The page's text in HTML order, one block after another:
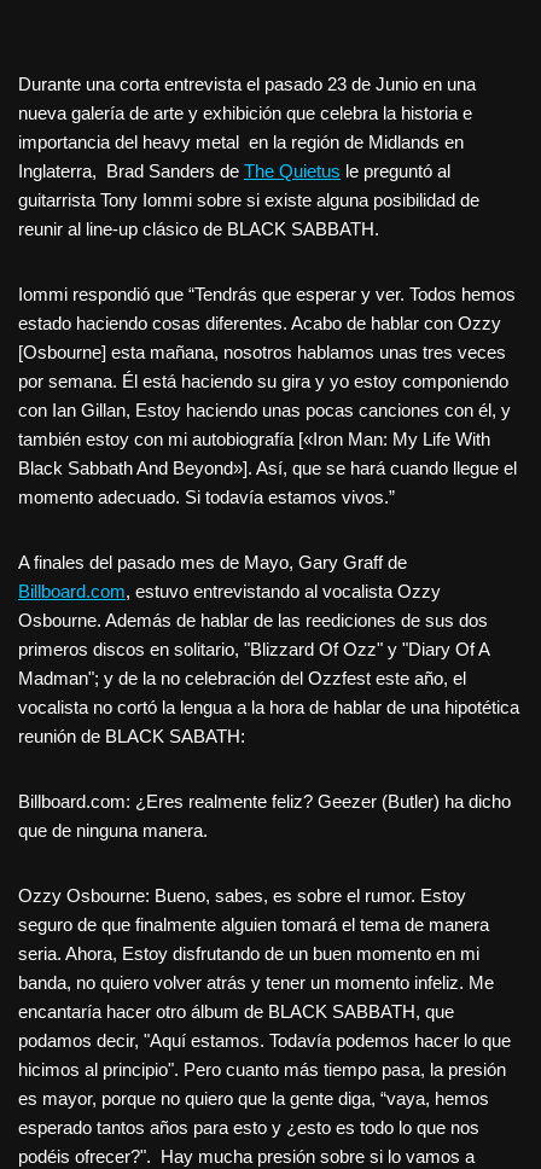
Durante una corta entrevista el pasado 23 de Junio en una
nueva galería de arte y exhibición que celebra la historia e
importancia del heavy metal en la región de Midlands en
Inglaterra, Brad Sanders de The Quietus le preguntó al
guitarrista Tony Iommi sobre si existe alguna posibilidad de
reunir al line-up clásico de BLACK SABBATH.
Iommi respondió que “Tendrás que esperar y ver. Todos hemos
estado haciendo cosas diferentes. Acabo de hablar con Ozzy
[Osbourne] esta mañana, nosotros hablamos unas tres veces
por semana. Él está haciendo su gira y yo estoy componiendo
con Ian Gillan, Estoy haciendo unas pocas canciones con él, y
también estoy con mi autobiografía [«Iron Man: My Life With
Black Sabbath And Beyond»]. Así, que se hará cuando llegue el
momento adecuado. Si todavía estamos vivos.”
A finales del pasado mes de Mayo, Gary Graff de
Billboard.com, estuvo entrevistando al vocalista Ozzy
Osbourne. Además de hablar de las reediciones de sus dos
primeros discos en solitario, "Blizzard Of Ozz" y "Diary Of A
Madman"; y de la no celebración del Ozzfest este año, el
vocalista no cortó la lengua a la hora de hablar de una hipotética
reunión de BLACK SABATH:
Billboard.com: ¿Eres realmente feliz? Geezer (Butler) ha dicho
que de ninguna manera.
Ozzy Osbourne: Bueno, sabes, es sobre el rumor. Estoy
seguro de que finalmente alguien tomará el tema de manera
seria. Ahora, Estoy disfrutando de un buen momento en mi
banda, no quiero volver atrás y tener un momento infeliz. Me
encantaría hacer otro álbum de BLACK SABBATH, que
podamos decir, "Aquí estamos. Todavía podemos hacer lo que
hicimos al principio". Pero cuanto más tiempo pasa, la presión
es mayor, porque no quiero que la gente diga, “vaya, hemos
esperado tantos años para esto y ¿esto es todo lo que nos
podéis ofrecer?". Hay mucha presión sobre si lo vamos a